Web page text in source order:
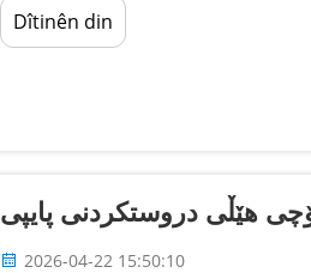
Dîtinên din
2026-04-22 15:50:10